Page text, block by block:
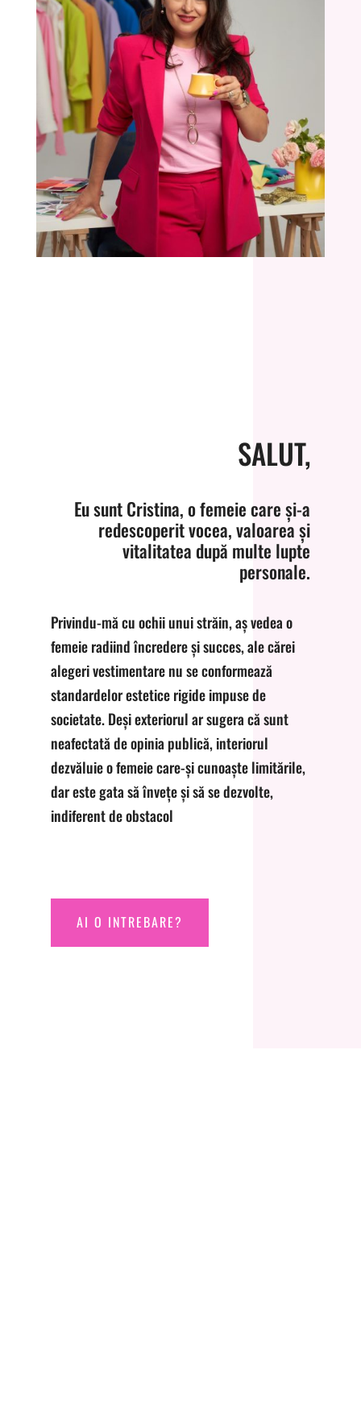
SALUT,
Eu sunt Cristina, o femeie care și-a
redescoperit vocea, valoarea și
vitalitatea după multe lupte
personale.
Privindu-mă cu ochii unui străin, aș vedea o
femeie radiind încredere și succes, ale cărei
alegeri vestimentare nu se conformează
standardelor estetice rigide impuse de
societate. Deși exteriorul ar sugera că sunt
neafectată de opinia publică, interiorul
dezvăluie o femeie care-și cunoaște limitările,
dar este gata să învețe și să se dezvolte,
indiferent de obstacol
AI O INTREBARE?